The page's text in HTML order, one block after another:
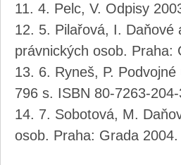
4. Pelc, V. Odpisy
5. Pilařová, I.
právnických osob. Praha:
6. Ryneš, P.
796 s. ISBN 80-7263-
7. Sobotová, M.
osob. Praha: Grada